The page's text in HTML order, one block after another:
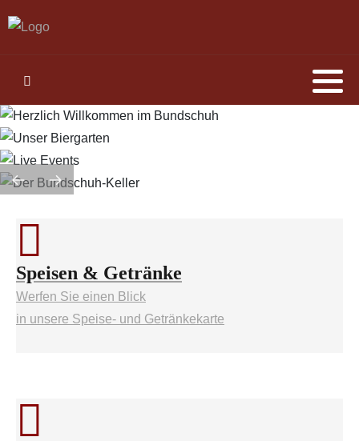
Speisen & Getränke
Werfen Sie einen Blick
in unsere Speise- und Getränkekarte